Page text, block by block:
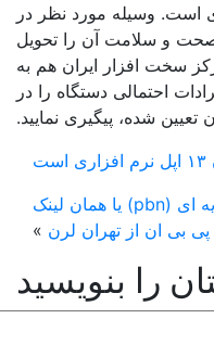
مورد نظر در
آن را تحویل
افزار ایران هم به
دستگاه را در
شده، پیگیری نمایید.
آموزش ساخت لینک سازی لایه ای (pbn) یا همان لینک
از تهران لرن »
را بنویسید